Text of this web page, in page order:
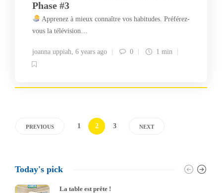
Phase #3
Apprenez à mieux connaître vos habitudes. Préférez-
vous la télévision…
joanna uppiah, 6 years ago 0 1 min
PREVIOUS 1 2 3 NEXT
Today's pick
La table est prête !